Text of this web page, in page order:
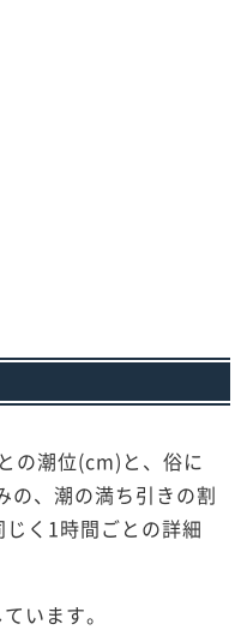
の潮位(cm)と、俗に
の、潮の満ち引きの割
く1時間ごとの詳細
います。